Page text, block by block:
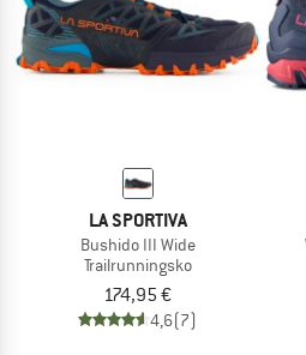
LA SPORTIVA
Bushido III Wide
Trailrunningsko
174,95 €
4,6(7)